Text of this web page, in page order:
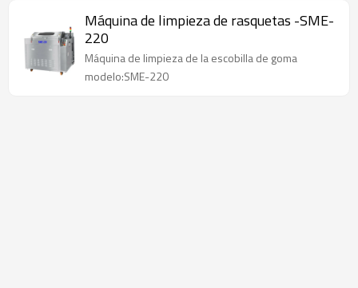
Máquina de limpieza de rasquetas -SME-
220
Máquina de limpieza de la escobilla de goma
modelo:SME-220